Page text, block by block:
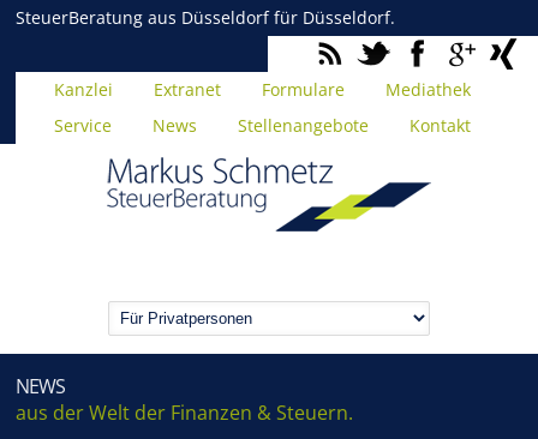
SteuerBeratung aus Düsseldorf für Düsseldorf.
Kanzlei Extranet Formulare
Mediathek
Service
News Stellenangebote Kontakt
NEWS
aus der Welt der Finanzen & Steuern.